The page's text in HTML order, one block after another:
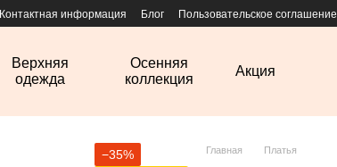
Контактная информация Блог Пользовательское соглашение
Верхняя
одежда
Осенняя
коллекция
Акция
−35%
Главная Платья